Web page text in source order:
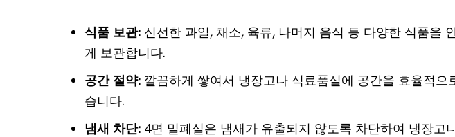
식품 보관: 신선한 과일, 채소, 육류, 나머지 음식 등 다양한 식품을
게 보관합니다.
공간 절약: 깔끔하게 쌓여서 냉장고나 식료품실에 공간을 효율적으
습니다.
냄새 차단: 4면 밀폐실은 냄새가 유출되지 않도록 차단하여 냉장고